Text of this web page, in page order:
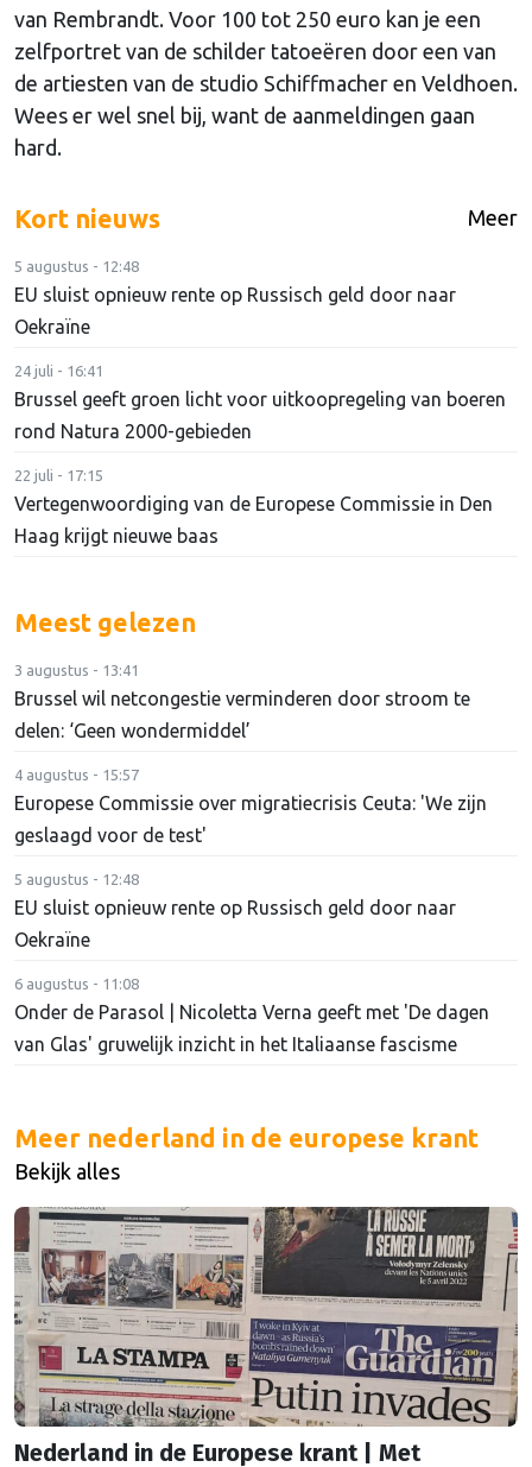
van Rembrandt. Voor 100 tot 250 euro kan je een
zelfportret van de schilder tatoeëren door een van
de artiesten van de studio Schiffmacher en Veldhoen.
Wees er wel snel bij, want de aanmeldingen gaan
hard.
Kort nieuws Meer
5 augustus - 12:48
EU sluist opnieuw rente op Russisch geld door naar
Oekraïne
24 juli - 16:41
Brussel geeft groen licht voor uitkoopregeling van boeren
rond Natura 2000-gebieden
22 juli - 17:15
Vertegenwoordiging van de Europese Commissie in Den
Haag krijgt nieuwe baas
Meest gelezen
3 augustus - 13:41
Brussel wil netcongestie verminderen door stroom te
delen: ‘Geen wondermiddel’
4 augustus - 15:57
Europese Commissie over migratiecrisis Ceuta: 'We zijn
geslaagd voor de test'
5 augustus - 12:48
EU sluist opnieuw rente op Russisch geld door naar
Oekraïne
6 augustus - 11:08
Onder de Parasol | Nicoletta Verna geeft met 'De dagen
van Glas' gruwelijk inzicht in het Italiaanse fascisme
Meer nederland in de europese krant
Bekijk alles
Nederland in de Europese krant | Met